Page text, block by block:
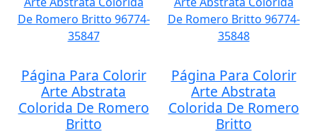
Página Para Colorir
Arte Abstrata
Colorida De Romero
Britto
Página Para Colorir
Arte Abstrata
Colorida De Romero
Britto